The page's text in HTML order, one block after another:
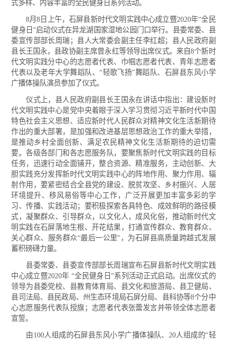
式多样、内容丰富的全民健身日系列活动。
8月8日上午，石屏县新时代文明实践中心成立暨2020年“全民
健身日”启动仪式在异龙湖国家湿地公园门口举行。县委常委、县
委宣传部部长周瑞；县人大常委会副主任李红超；县人民政府副
县长王国永，县政协副主席曾永红等领导出席仪式。来自8个新时
代文明实践分中心的志愿者代表、巾帼志愿者代表、青年志愿者
代表以及老年大学舞蹈队、“轻歌飞扬”舞蹈队、石屏县东风小学
广播体操队演员参加了仪式。
仪式上，县人民政府副县长王国永在讲话中指出：建设新时
代文明实践中心是党中央着眼于深入学习贯彻习近平新时代中国
特色社会主义思想、适应新时代人民群众对精神文化生活新期待
作出的重大部署，是加强和改进基层思想政治工作的重大举措，
是推动乡村全面创新、满足农民精神文化生活新期待的迫切需
要。各级各部门和各志愿服务队，要聚焦新时代文明实践的目标
任务，迅速行动全面铺开，整合资源、精准服务，主动创新、大
胆实践充分发挥新时代文明实践中心的阵地作用、聚力作用、辐
射作用，要紧密结合全县党的建设、脱贫攻坚、乡村振兴、人居
环境提升、移风易俗等中心工作，广泛开展更加丰富多彩的学
习、传播、实践活动；要积极探索各具特色、成效鲜明的路径模
式，凝聚群众、引导群众，以文化人，成风化俗，推动新时代文
明实践在石屏落地生根、开花结果，打通宣传群众、教育群众、
关心群众、服务群众“最后一公里”，为石屏县高质量跨越式发展
蓄积磅礴力量。
县委常委、县委宣传部部长周瑞宣布石屏县新时代文明实践
中心成立暨2020年 “全民健身日”系列活动正式启动。出席仪式的
领导为县委党校、县教育体育局、县文化和旅游局、县卫健局、
县司法局、县民政局、州生态环境局石屏分局、县科协等8个分中
心志愿服务代表队授旗；志愿者代表张蕾发言并带领全体志愿者
宣誓。
由100人组成的石屏县东风小学广播体操队、20人组成的“轻